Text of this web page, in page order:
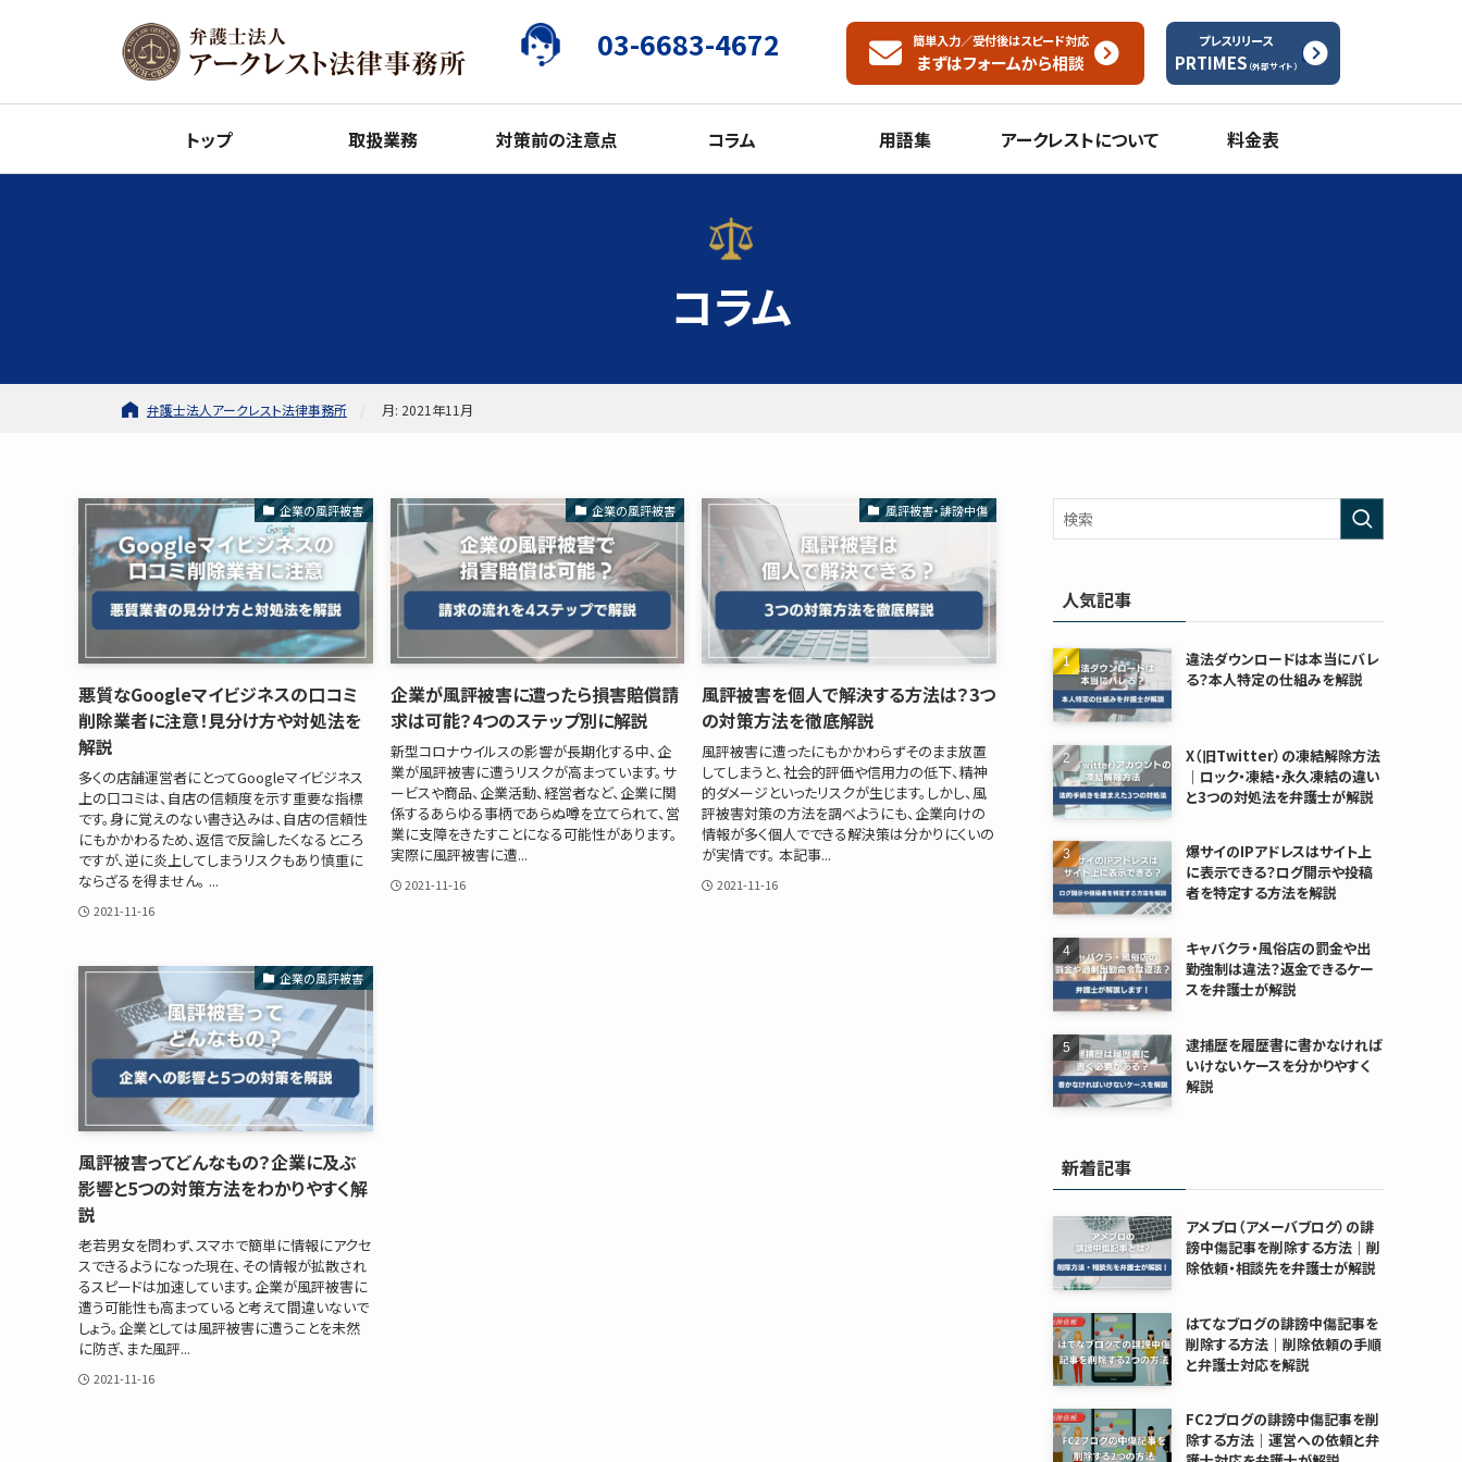
03-6683-4672 簡単入力／受付後はスピード対応
まずはフォームから相談
プレスリリース
PRTIMES （外部サイト）
トップ 取扱業務 対策前の注意点 コラム 用語集 アークレストについて 料金表
コラム
弁護士法人アークレスト法律事務所 月: 2021年11月
企業の風評被害
悪質なGoogleマイビジネスの口コミ
削除業者に注意！見分け方や対処法を
解説
多くの店舗運営者にとってGoogleマイビジネス
上の口コミは、自店の信頼度を示す重要な指標
です。身に覚えのない書き込みは、自店の信頼性
にもかかわるため、返信で反論したくなるところ
ですが、逆に炎上してしまうリスクもあり慎重に
ならざるを得ません。 ...
2021-11-16
企業の風評被害
企業が風評被害に遭ったら損害賠償請
求は可能？4つのステップ別に解説
新型コロナウイルスの影響が長期化する中、企
業が風評被害に遭うリスクが高まっています。サ
ービスや商品、企業活動、経営者など、企業に関
係するあらゆる事柄であらぬ噂を立てられて、営
業に支障をきたすことになる可能性があります。
実際に風評被害に遭...
2021-11-16
風評被害・誹謗中傷
風評被害を個人で解決する方法は？3つ
の対策方法を徹底解説
風評被害に遭ったにもかかわらずそのまま放置
してしまうと、社会的評価や信用力の低下、精神
的ダメージといったリスクが生じます。しかし、風
評被害対策の方法を調べようにも、企業向けの
情報が多く個人でできる解決策は分かりにくいの
が実情です。 本記事...
2021-11-16
企業の風評被害
風評被害ってどんなもの？企業に及ぶ
影響と5つの対策方法をわかりやすく解
説
老若男女を問わず、スマホで簡単に情報にアクセ
スできるようになった現在、その情報が拡散され
るスピードは加速しています。企業が風評被害に
遭う可能性も高まっていると考えて間違いないで
しょう。企業としては風評被害に遭うことを未然
に防ぎ、また風評...
2021-11-16
人気記事
違法ダウンロードは本当にバレ
る？本人特定の仕組みを解説
X（旧Twitter）の凍結解除方法
｜ロック・凍結・永久凍結の違い
と3つの対処法を弁護士が解説
爆サイのIPアドレスはサイト上
に表示できる？ログ開示や投稿
者を特定する方法を解説
キャバクラ・風俗店の罰金や出
勤強制は違法？返金できるケー
スを弁護士が解説
逮捕歴を履歴書に書かなければ
いけないケースを分かりやすく
解説
新着記事
アメブロ（アメーバブログ）の誹
謗中傷記事を削除する方法｜削
除依頼・相談先を弁護士が解説
はてなブログの誹謗中傷記事を
削除する方法｜削除依頼の手順
と弁護士対応を解説
FC2ブログの誹謗中傷記事を削
除する方法｜運営への依頼と弁